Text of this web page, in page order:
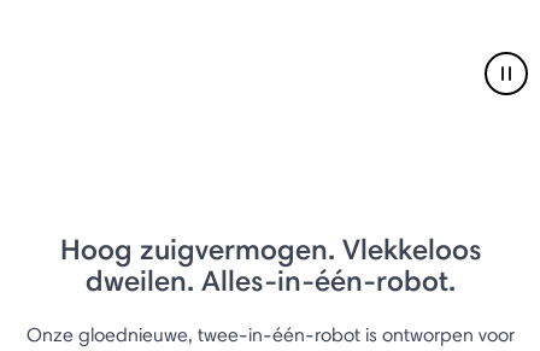
Hoog zuigvermogen. Vlekkeloos
dweilen. Alles-in-één-robot.
Onze gloednieuwe, twee-in-één-robot is ontworpen voor